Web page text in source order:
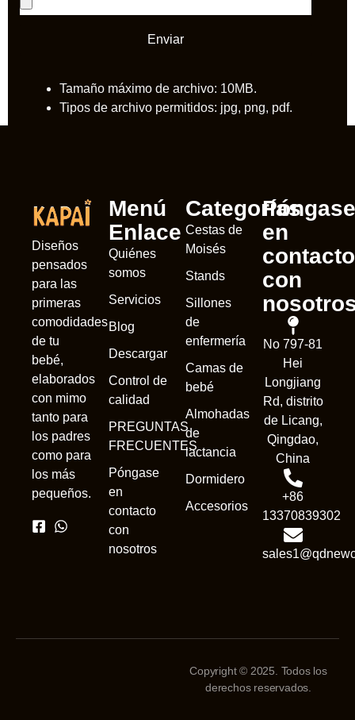
Enviar
Tamaño máximo de archivo: 10MB.
Tipos de archivo permitidos: jpg, png, pdf.
Diseños
pensados
para las
primeras
comodidades
de tu
bebé,
elaborados
con mimo
tanto para
los padres
como para
los más
pequeños.
Menú
Enlace
Quiénes
somos
Servicios
Blog
Descargar
Control de
calidad
PREGUNTAS
FRECUENTES
Póngase
en
contacto
con
nosotros
Categorías
Cestas de
Moisés
Stands
Sillones
de
enfermería
Camas de
bebé
Almohadas
de
lactancia
Dormidero
Accesorios
Póngase
en
contacto
con
No 797-81
Hei
Longjiang
Rd, distrito
de Licang,
Qingdao,
China
+86
13370839302
Copyright © 2025. Todos los
derechos reservados.